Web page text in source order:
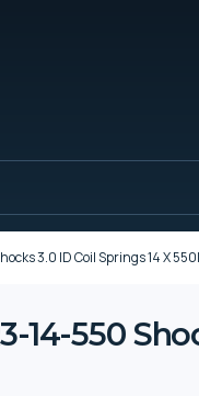
3.0 ID Coil Springs 14 X
14-550